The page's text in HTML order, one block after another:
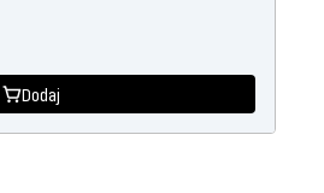
Dodaj